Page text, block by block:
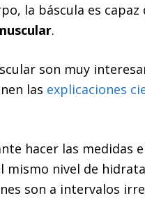
la báscula es capaz
.
son muy
las explicaciones
hacer las medidas
mismo nivel de
son a intervalos